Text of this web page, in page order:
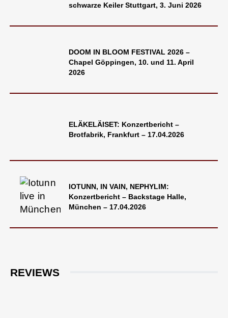
schwarze Keiler Stuttgart, 3. Juni 2026
DOOM IN BLOOM FESTIVAL 2026 –
Chapel Göppingen, 10. und 11. April
2026
ELÄKELÄISET: Konzertbericht –
Brotfabrik, Frankfurt – 17.04.2026
IOTUNN, IN VAIN, NEPHYLIM:
Konzertbericht – Backstage Halle,
München – 17.04.2026
REVIEWS